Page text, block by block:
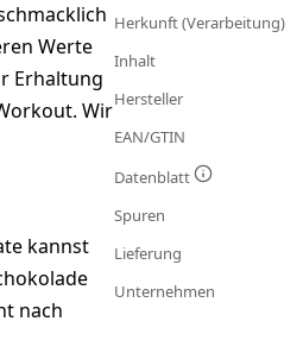
Werte
Erhaltung
Wir
kannst
nach
Herkunft (Verarbeitung)
Inhalt
Hersteller
EAN/GTIN
Datenblatt
Spuren
Lieferung
Unternehmen